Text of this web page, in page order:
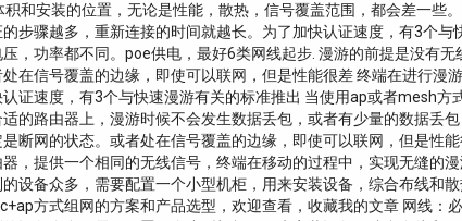
积和安装的位置，无论是性能，散热，信号覆盖范围，都会差一
步骤越多，重新连接的时间就越长。为了加快认证速度，有3个
，功率都不同。poe供电，最好6类网线起步. 漫游的前提是没有
在信号覆盖的边缘，即使可以联网，但是性能很差 终端在进行
证速度，有3个与快速漫游有关的标准推出 当使用ap或者mesh
适的路由器上，漫游时候不会发生数据丢包，或者有少量的数据丢
断网的状态。或者处在信号覆盖的边缘，即使可以联网，但是性
，提供一个相同的无线信号，终端在移动的过程中，实现无缝的
设备众多，需要配置一个小型机柜，用来安装设备，综合布线和
方式组网的方案和产品选型，欢迎查看，收藏我的文章 网线